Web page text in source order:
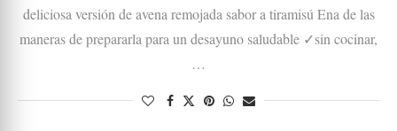
deliciosa versión de avena remojada sabor a tiramisú Ena de las
maneras de prepararla para un desayuno saludable ✓sin cocinar,
…